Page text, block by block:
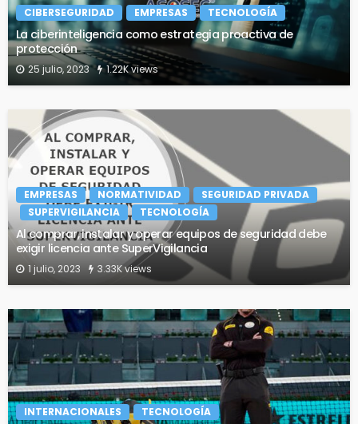
CIBERSEGURIDAD EMPRESAS TECNOLOGÍA
La ciberinteligencia como estrategia proactiva de
protección
25 julio, 2023 1.22K views
EMPRESAS NORMATIVIDAD
SEGURIDAD PRIVADA
SUPERVIGILANCIA
TECNOLOGÍA
Al comprar, instalar y operar equipos de seguridad debe
exigir licencia ante SuperVigilancia
1 julio, 2023 3.33K views
INTERNACIONALES TECNOLOGÍA